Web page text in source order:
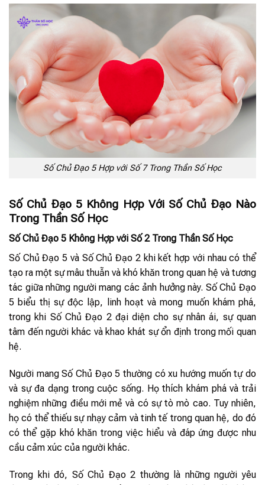
Số Chủ Đạo 5 Hợp với Số 7 Trong Thần Số Học
Số Chủ Đạo 5 Không Hợp Với Số Chủ Đạo Nào
Trong Thần Số Học
Số Chủ Đạo 5 Không Hợp với Số 2 Trong Thần Số Học
Số Chủ Đạo 5 và Số Chủ Đạo 2 khi kết hợp với nhau có thể
tạo ra một sự mâu thuẫn và khó khăn trong quan hệ và tương
tác giữa những người mang các ảnh hưởng này. Số Chủ Đạo
5 biểu thị sự độc lập, linh hoạt và mong muốn khám phá,
trong khi Số Chủ Đạo 2 đại diện cho sự nhân ái, sự quan
tâm đến người khác và khao khát sự ổn định trong mối quan
hệ.
Người mang Số Chủ Đạo 5 thường có xu hướng muốn tự do
và sự đa dạng trong cuộc sống. Họ thích khám phá và trải
nghiệm những điều mới mẻ và có sự tò mò cao. Tuy nhiên,
họ có thể thiếu sự nhạy cảm và tinh tế trong quan hệ, do đó
có thể gặp khó khăn trong việc hiểu và đáp ứng được nhu
cầu cảm xúc của người khác.
Trong khi đó, Số Chủ Đạo 2 thường là những người yêu